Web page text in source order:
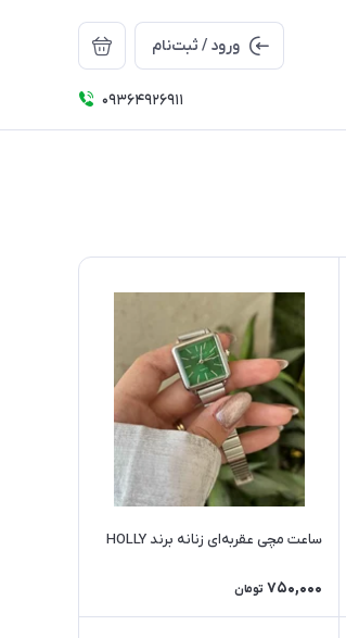
ورود / ثبت‌نام
09364926911
ساعت مچی عقربه‌ای زنانه برند HOLLY
750,000 تومان